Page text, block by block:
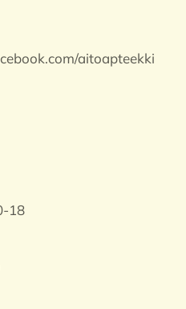
aitoapteekki
18